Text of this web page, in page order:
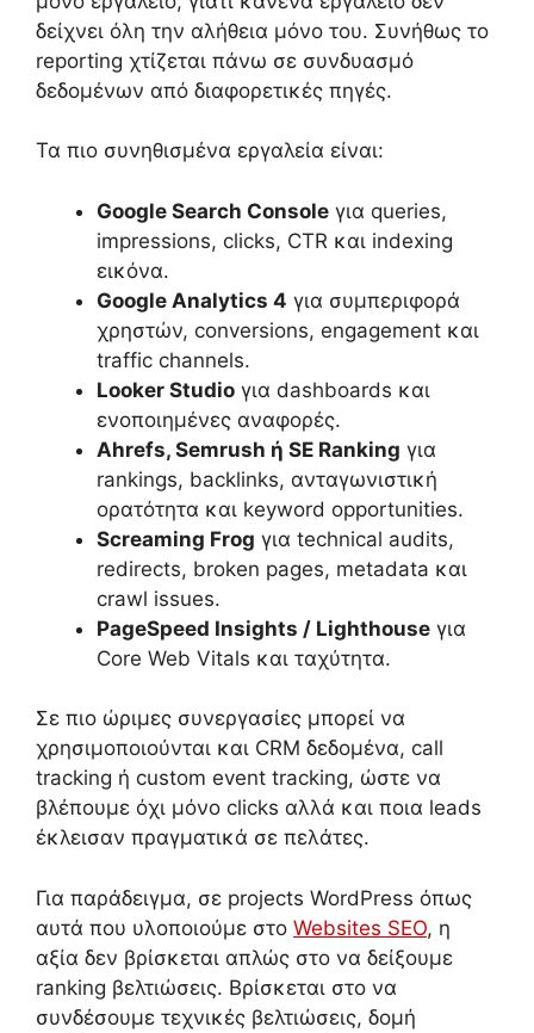
δείχνει όλη την αλήθεια μόνο του. Συνήθως το
reporting χτίζεται πάνω σε συνδυασμό
δεδομένων από διαφορετικές πηγές.
Τα πιο συνηθισμένα εργαλεία είναι:
Google Search Console για queries,
impressions, clicks, CTR και indexing
εικόνα.
Google Analytics 4 για συμπεριφορά
χρηστών, conversions, engagement και
traffic channels.
Looker Studio για dashboards και
ενοποιημένες αναφορές.
Ahrefs, Semrush ή SE Ranking για
rankings, backlinks, ανταγωνιστική
ορατότητα και keyword opportunities.
Screaming Frog για technical audits,
redirects, broken pages, metadata και
crawl issues.
PageSpeed Insights / Lighthouse για
Core Web Vitals και ταχύτητα.
Σε πιο ώριμες συνεργασίες μπορεί να
χρησιμοποιούνται και CRM δεδομένα, call
tracking ή custom event tracking, ώστε να
βλέπουμε όχι μόνο clicks αλλά και ποια leads
έκλεισαν πραγματικά σε πελάτες.
Για παράδειγμα, σε projects WordPress όπως
αυτά που υλοποιούμε στο Websites SEO, η
αξία δεν βρίσκεται απλώς στο να δείξουμε
ranking βελτιώσεις. Βρίσκεται στο να
συνδέσουμε τεχνικές βελτιώσεις, δομή